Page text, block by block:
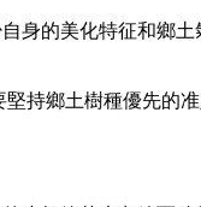
身的美化特征和鄉
持鄉土樹種優先的